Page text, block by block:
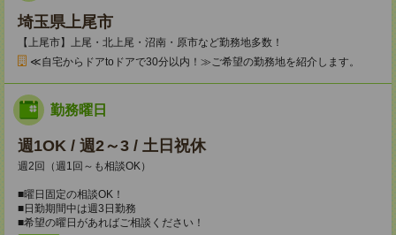
埼玉県上尾市
【上尾市】上尾・北上尾・沼南・原市など勤務地多数！
≪自宅からドアtoドアで30分以内！≫ご希望の勤務地を紹介します。
勤務曜日
週1OK / 週2～3 / 土日祝休
週2回（週1回～も相談OK）
■曜日固定の相談OK！
■日勤期間中は週3日勤務
■希望の曜日があればご相談ください！